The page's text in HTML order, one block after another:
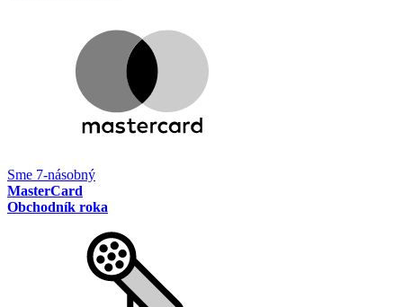
Sme 7-násobný
MasterCard
Obchodník roka